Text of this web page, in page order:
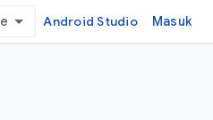
Android Studio Masuk